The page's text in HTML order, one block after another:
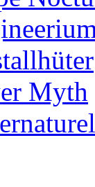
Myth